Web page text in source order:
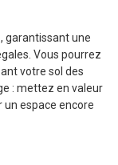
, garantissant une
Vous pourrez
votre sol des
: mettez en valeur
un espace encore